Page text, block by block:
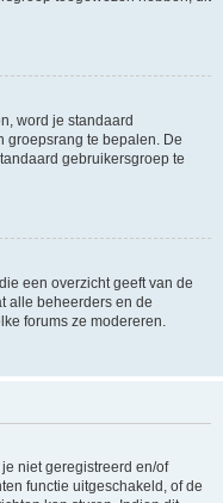
word je standaard
groepsrang te bepalen. De
gebruikersgroep te
een overzicht geeft van de
alle beheerders en de
forums ze modereren.
niet geregistreerd en/of
functie uitgeschakeld, of de